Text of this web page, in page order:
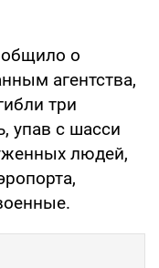
о
агентства,
три
упав с шасси
людей,